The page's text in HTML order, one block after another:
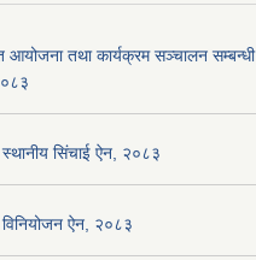
आयोजना तथा कार्यक्रम सञ्चालन सम्बन्धी
स्थानीय सिंचाई ऐन, २०८३
विनियोजन ऐन, २०८३